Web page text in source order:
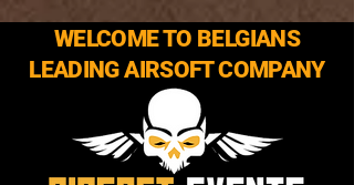
WELCOME TO BELGIANS
LEADING AIRSOFT COMPANY